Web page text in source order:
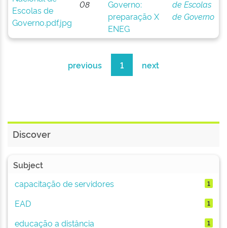
08
Governo:
preparação X
ENEG
de Escolas
de Governo
previous 1 next
Discover
Subject
capacitação de servidores
1
EAD 1
educação a distância 1